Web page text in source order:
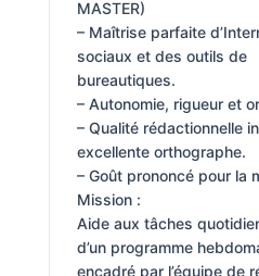
MASTER)
– Maîtrise parfaite
sociaux et des outils de
bureautiques.
– Autonomie, rigueur et
– Qualité rédactionnelle
excellente orthographe.
– Goût prononcé pour la
Mission :
Aide aux tâches
d’un programme
encadré par l’équipe de